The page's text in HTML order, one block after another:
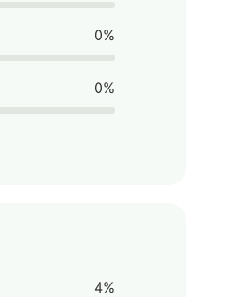
0%
0%
4%